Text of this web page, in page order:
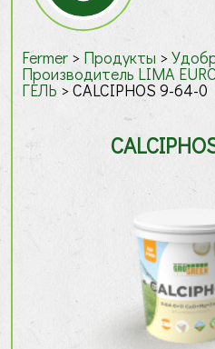
Fermer > Продукты >
Производитель LIMA
ГЕЛЬ >CALCIPHOS 9-64-0